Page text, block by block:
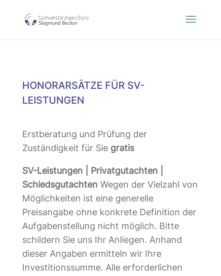
HONORARSÄTZE FÜR SV-
LEISTUNGEN
Erstberatung und Prüfung der
Zuständigkeit für Sie gratis
SV-Leistungen | Privatgutachten |
Schiedsgutachten Wegen der Vielzahl von
Möglichkeiten ist eine generelle
Preisangabe ohne konkrete Definition der
Aufgabenstellung nicht möglich. Bitte
schildern Sie uns Ihr Anliegen. Anhand
dieser Angaben ermitteln wir Ihre
Investitionssumme. Alle erforderlichen